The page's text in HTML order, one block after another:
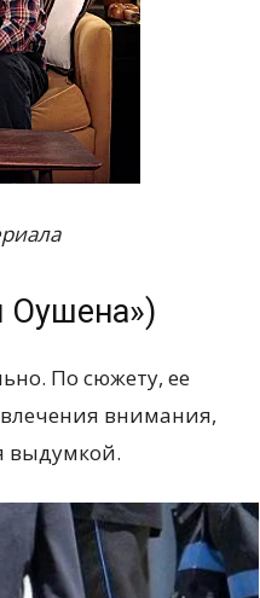
Оушена»)
По сюжету, ее
внимания,
выдумкой.